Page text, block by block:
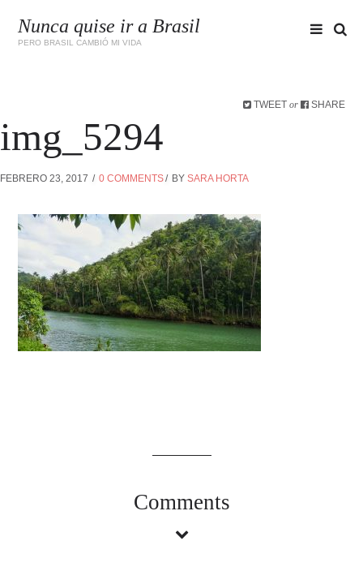
Nunca quise ir a Brasil
PERO BRASIL CAMBIÓ MI VIDA
TWEET or SHARE
img_5294
FEBRERO 23, 2017 0 COMMENTS BY SARA HORTA
Comments